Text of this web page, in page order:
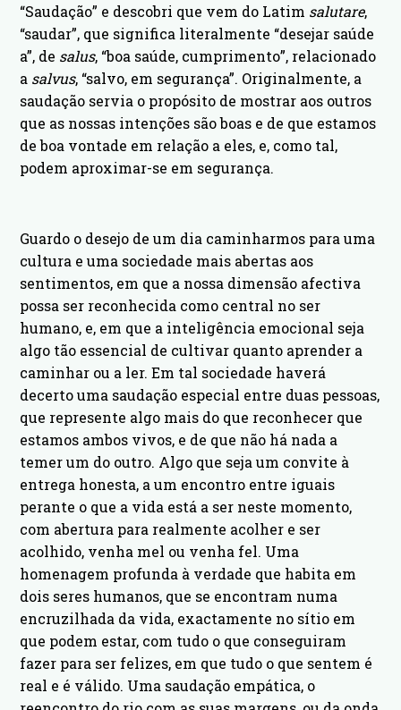
“Saudação” e descobri que vem do Latim salutare,
“saudar”, que significa literalmente “desejar saúde
a”, de salus, “boa saúde, cumprimento”, relacionado
a salvus, “salvo, em segurança”. Originalmente, a
saudação servia o propósito de mostrar aos outros
que as nossas intenções são boas e de que estamos
de boa vontade em relação a eles, e, como tal,
podem aproximar-se em segurança.
Guardo o desejo de um dia caminharmos para uma
cultura e uma sociedade mais abertas aos
sentimentos, em que a nossa dimensão afectiva
possa ser reconhecida como central no ser
humano, e, em que a inteligência emocional seja
algo tão essencial de cultivar quanto aprender a
caminhar ou a ler. Em tal sociedade haverá
decerto uma saudação especial entre duas pessoas,
que represente algo mais do que reconhecer que
estamos ambos vivos, e de que não há nada a
temer um do outro. Algo que seja um convite à
entrega honesta, a um encontro entre iguais
perante o que a vida está a ser neste momento,
com abertura para realmente acolher e ser
acolhido, venha mel ou venha fel. Uma
homenagem profunda à verdade que habita em
dois seres humanos, que se encontram numa
encruzilhada da vida, exactamente no sítio em
que podem estar, com tudo o que conseguiram
fazer para ser felizes, em que tudo o que sentem é
real e é válido. Uma saudação empática, o